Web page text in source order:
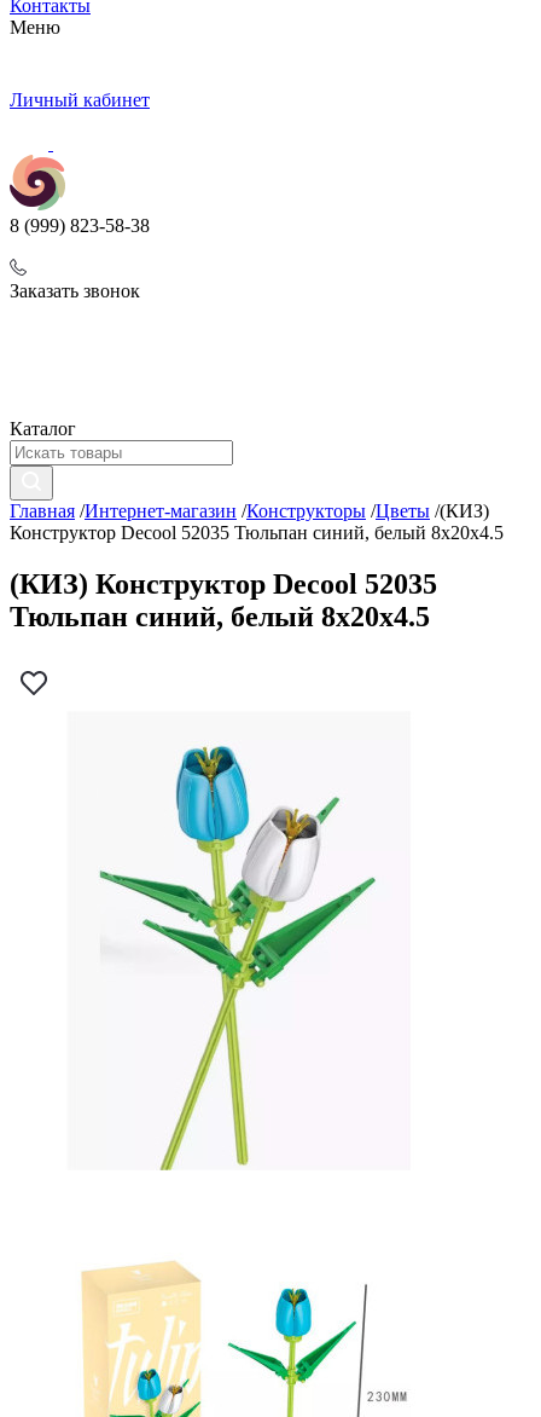
Контакты
Меню
Личный кабинет
8 (999) 823-58-38
Заказать звонок
Каталог
Главная /Интернет-магазин /Конструкторы /Цветы /(КИЗ)
Конструктор Decool 52035 Тюльпан синий, белый 8x20x4.5
(КИЗ) Конструктор Decool 52035
Тюльпан синий, белый 8x20x4.5